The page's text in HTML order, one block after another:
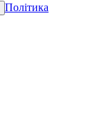
Політика